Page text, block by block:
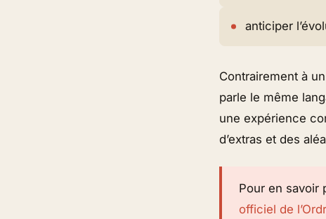
anticiper
Contrairement à
parle le même
une expérience
d’extras et des
Pour en savoir
officiel de